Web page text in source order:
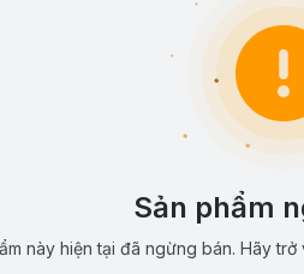
Sản phẩm
này hiện tại đã ngừng bán. Hãy